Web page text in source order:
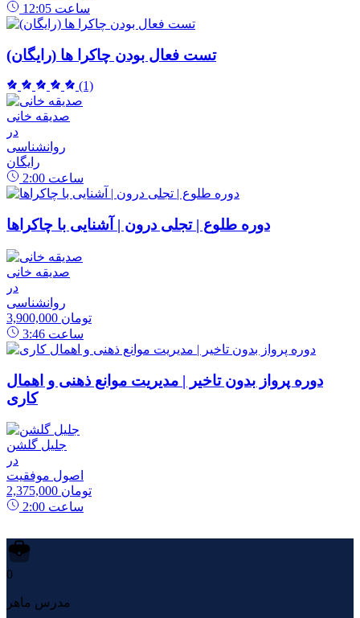
12:05 ساعت
تست فعال بودن چاکرا ها (رایگان)
(1)
صدیقه خانی
در
روانشناسی
رایگان
2:00 ساعت
دوره طلوع | تجلی درون | آشنایی با چاکراها
صدیقه خانی
در
روانشناسی
3,900,000 تومان
3:46 ساعت
دوره پرواز بدون تاخیر | مدیریت موانع ذهنی و اهمال
کاری
جلیل گلشن
در
اصول موفقیت
2,375,000 تومان
2:00 ساعت
0
مدرس ماهر